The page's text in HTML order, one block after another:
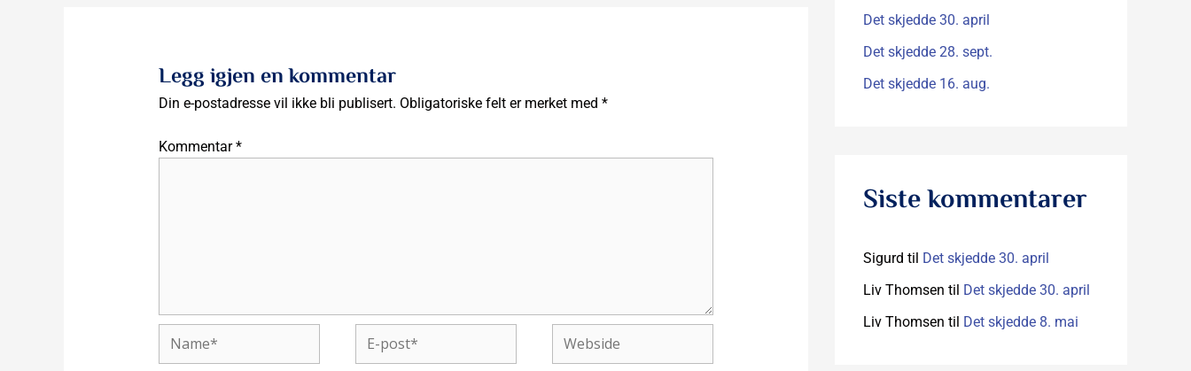
Legg igjen en kommentar
Din e-postadresse vil ikke bli publisert. Obligatoriske felt er merket med *
Kommentar*
post*
Det skjedde 30. april
Det skjedde 28. sept.
Det skjedde 16. aug.
Siste kommentarer
Sigurd til Det skjedde 30. april
Liv Thomsen til Det skjedde 30. april
Liv Thomsen til Det skjedde 8. mai